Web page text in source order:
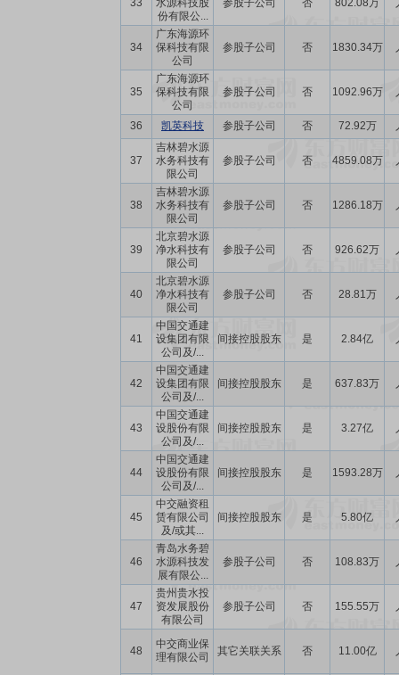
33
水源科技股
份有限公...
参股子公司 否 802.08万
34
广东海源环
保科技有限
公司
参股子公司 否 1830.34万
35
广东海源环
保科技有限
公司
参股子公司 否 1092.96万
36 凯英科技 参股子公司 否 72.92万
37
吉林碧水源
水务科技有
限公司
参股子公司 否 4859.08万
38
吉林碧水源
水务科技有
限公司
参股子公司 否 1286.18万
39
北京碧水源
净水科技有
限公司
参股子公司 否 926.62万
40
北京碧水源
净水科技有
限公司
参股子公司 否 28.81万
41
中国交通建
设集团有限
公司及/...
间接控股股东 是 2.84亿
42
中国交通建
设集团有限
公司及/...
间接控股股东 是 637.83万
43
中国交通建
设股份有限
公司及/...
间接控股股东 是 3.27亿
44
中国交通建
设股份有限
公司及/...
间接控股股东 是 1593.28万
45
中交融资租
赁有限公司
及/或其...
间接控股股东 是 5.80亿
46
青岛水务碧
水源科技发
展有限公...
参股子公司 否 108.83万
47
贵州贵水投
资发展股份
有限公司
参股子公司 否 155.55万
48
中交商业保
理有限公司
其它关联关系 否 11.00亿